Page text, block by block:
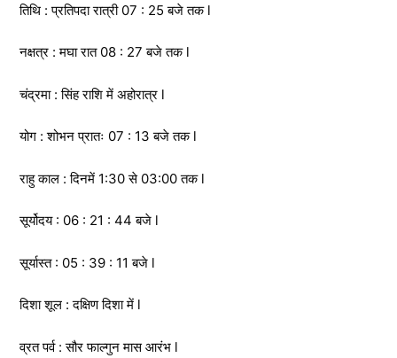
तिथि : प्रतिपदा रात्री 07 : 25 बजे तक l
नक्षत्र : मघा रात 08 : 27 बजे तक l
चंद्रमा : सिंह राशि में अहोरात्र l
योग : शोभन प्रातः 07 : 13 बजे तक l
राहु काल : दिनमें 1:30 से 03:00 तक l
सूर्योदय : 06 : 21 : 44 बजे l
सूर्यास्त : 05 : 39 : 11 बजे l
दिशा शूल : दक्षिण दिशा में l
व्रत पर्व : सौर फाल्गुन मास आरंभ l